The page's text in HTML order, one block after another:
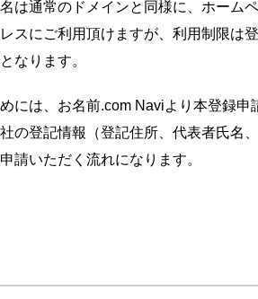
は通常のドメインと同様に、ホームペ
スにご利用頂けますが、利用制限は登
なります。
には、お名前.com Naviより本登録申
の登記情報（登記住所、代表者氏名、
請いただく流れになります。